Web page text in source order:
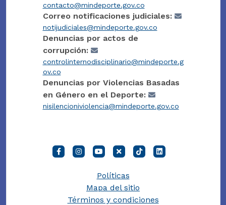
contacto@mindeporte.gov.co
Correo notificaciones judiciales:
notijudiciales@mindeporte.gov.co
Denuncias por actos de
corrupción:
controlinternodisciplinario@mindeporte.g
ov.co
Denuncias por Violencias Basadas
en Género en el Deporte:
nisilencioniviolencia@mindeporte.gov.co
Políticas
Mapa del sitio
Términos y condiciones